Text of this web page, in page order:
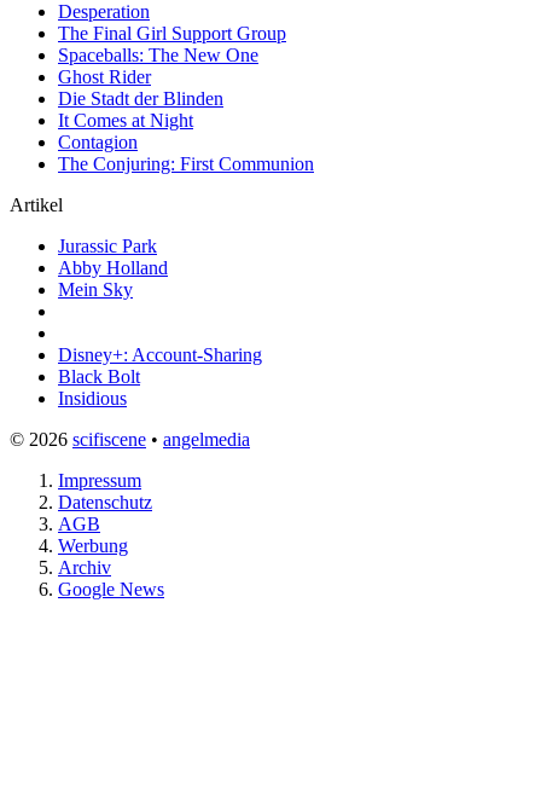
Desperation
The Final Girl Support Group
Spaceballs: The New One
Ghost Rider
Die Stadt der Blinden
It Comes at Night
Contagion
The Conjuring: First Communion
Artikel
Jurassic Park
Abby Holland
Mein Sky
Disney+: Account-Sharing
Black Bolt
Insidious
© 2026 scifiscene • angelmedia
Impressum
Datenschutz
AGB
Werbung
Archiv
Google News